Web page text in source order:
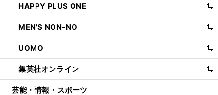
く
で
開
く
ド
ウ
で
開
く
ィ
ン
ド
ウ
で
開
く
い
ウ
ィ
ン
ド
ウ
で
開
HAPPY PLUS ONE
新
し
い
ウ
ィ
ン
ド
ウ
MEN'S NON-NO
新
し
い
ウ
ィ
ン
UOMO
新
し
い
ウ
集英社オンライン
新
し
芸能・情報・スポーツ